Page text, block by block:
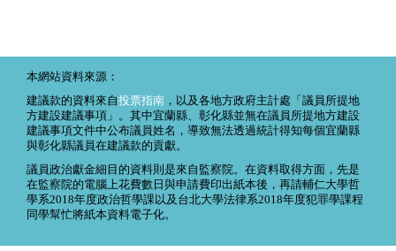
本網站資料來源：
建議款的資料來自投票指南 ，以及各地方政府主計處「議員所提地
方建設建議事項」。其中宜蘭縣、彰化縣並無在議員所提地方建設
建議事項文件中公布議員姓名，導致無法透過統計得知每個宜蘭縣
與彰化縣議員在建議款的貢獻。
議員政治獻金細目的資料則是來自監察院。在資料取得方面，先是
在監察院的電腦上花費數日與申請費印出紙本後，再請輔仁大學哲
學系2018年度政治哲學課以及台北大學法律系2018年度犯罪學課程
同學幫忙將紙本資料電子化。